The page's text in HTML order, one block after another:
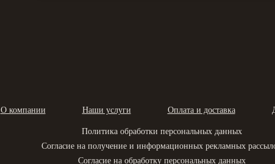
О компании Наши услуги Оплата и доставка
Политика обработки персональных данных
Согласие на получение и информационных рекламных
Согласие на обработку персональных данных